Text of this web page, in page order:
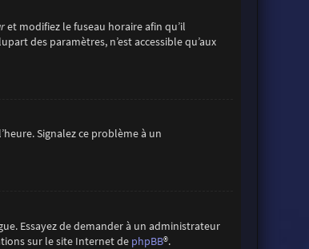
et modifiez le fuseau horaire afin qu’il
des paramètres, n’est accessible qu’aux
Signalez ce problème à un
Essayez de demander à un administrateur
sur le site Internet de phpBB®.